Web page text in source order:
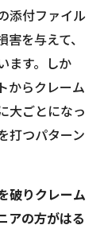
添付ファイル
を与えて、
ます。しか
からクレーム
大ごとになっ
打つパターン
破りクレーム
アの方がはる